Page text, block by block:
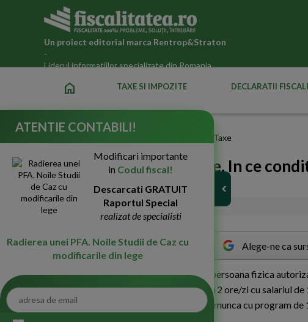
Un proiect editorial marca Rentrop&Straton
-
Liderul informatiilor specializate din Romania
home TAXE SI IMPOZITE DECLARATII
PFA 2026 : Stiri, Legislatie, Impozite si Taxe
PFA si contributii sociale. In ce
sanatate?
10-Dec-2014 4297
Alege-ne ca
In analiza urmatoare, facem referire la o persoana fizica
nedeterminata cu program de 1ora/zi sau 2 ore/zi cu salariul
CASS, CAS si somaj daca are contract de munca cu program
ATENTIE CONTABILI!
Modificari importante
in Codul fiscal!
Descarcati GRATUIT
Raportul Special
realizat de specialisti
Radierea unei PFA. Noile Studii de Caz cu
modificarile din lege